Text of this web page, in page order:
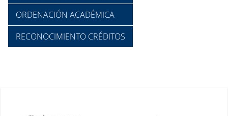
ORDENACIÓN ACADÉMICA
RECONOCIMIENTO CRÉDITOS